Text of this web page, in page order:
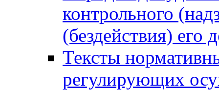
контрольного
(бездействия)
Тексты
регулирующих